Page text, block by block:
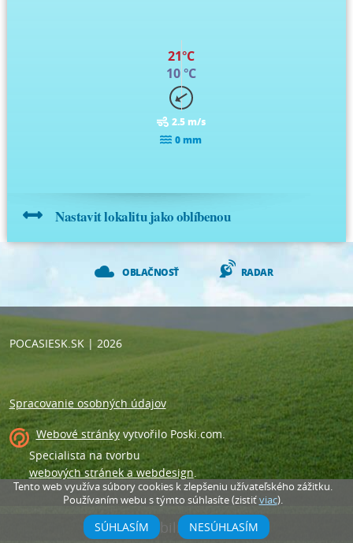
21°C
10 °C
2.5 m/s
0 mm
Nastavit lokalitu jako oblíbenou
OBLAČNOSŤ RADAR
POCASIESK.SK | 2026
Spracovanie osobných údajov
Webové stránkyvytvořilo Poski.com .
Specialista na tvorbu
webových stránek a webdesign
Vypni mobilní zobrazení
Tento web využíva súbory cookies k zlepšeniu užívateľského zážitku.
Používaním webu s týmto súhlasíte (zistiťviac).
SÚHLASÍM NESÚHLASÍM